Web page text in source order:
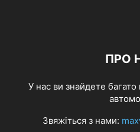
ПРО
У нас ви знайдете багато
Звяжіться з нами: